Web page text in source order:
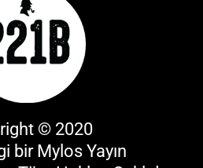
© 2020
bir Mylos Yayın